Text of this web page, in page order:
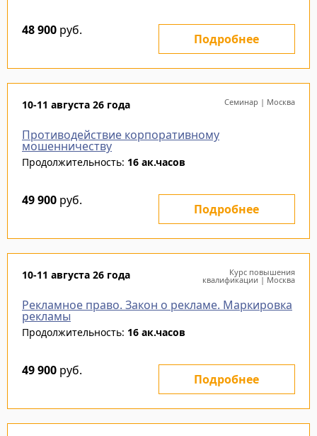
48 900 руб.
Подробнее
10-11 августа 26 года Семинар | Москва
Противодействие корпоративному
мошенничеству
Продолжительность: 16 ак.часов
49 900 руб.
Подробнее
10-11 августа 26 года Курс повышения
квалификации | Москва
Рекламное право. Закон о рекламе. Маркировка
рекламы
Продолжительность: 16 ак.часов
49 900 руб.
Подробнее